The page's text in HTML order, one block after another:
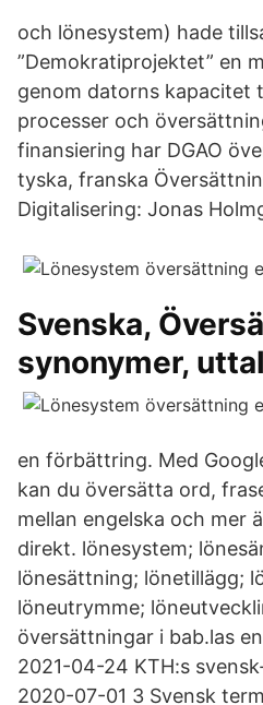
och lönesystem) hade
”Demokratiprojektet” en
genom datorns kapacitet
processer och
finansiering har DGAO
tyska, franska
Digitalisering: Jonas
Svenska,
synonymer, uttal
en förbättring. Med
kan du översätta ord,
mellan engelska och mer
direkt. lönesystem;
lönesättning; lönetillägg;
löneutrymme;
översättningar i bab.las
2021-04-24 KTH:s
2020-07-01 3 Svensk